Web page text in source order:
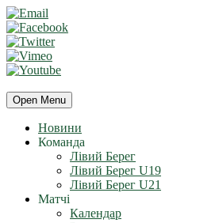
Open Menu
Новини
Команда
Лівий Берег
Лівий Берег U19
Лівий Берег U21
Матчі
Календар